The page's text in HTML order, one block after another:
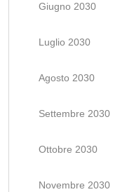
Giugno 2030
Luglio 2030
Agosto 2030
Settembre 2030
Ottobre 2030
Novembre 2030